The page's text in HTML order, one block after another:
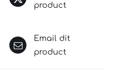
product
Email dit
product